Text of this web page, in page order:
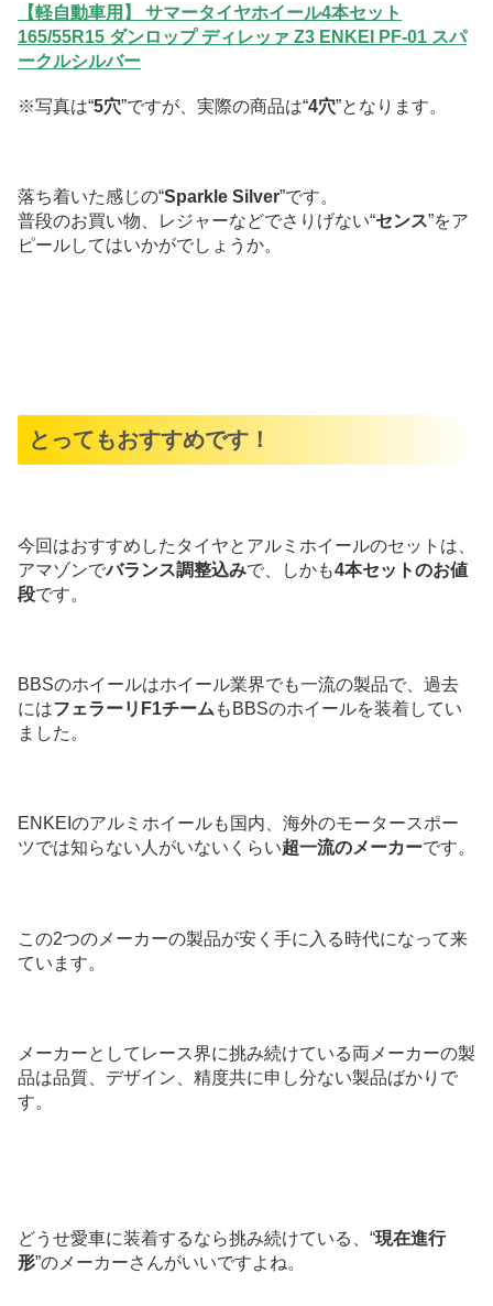
【軽自動車用】 サマータイヤホイール4本セット
165/55R15 ダンロップ ディレッァ Z3 ENKEI PF-01 スパ
ークルシルバー
※写真は“5穴”ですが、実際の商品は“4穴”となります。
落ち着いた感じの“Sparkle Silver”です。
普段のお買い物、レジャーなどでさりげない“センス”をア
ピールしてはいかがでしょうか。
とってもおすすめです！
今回はおすすめしたタイヤとアルミホイールのセットは、
アマゾンでバランス調整込みで、しかも4本セットのお値
段です。
BBSのホイールはホイール業界でも一流の製品で、過去
にはフェラーリF1チーム もBBSのホイールを装着してい
ました。
ENKEIのアルミホイールも国内、海外のモータースポー
ツでは知らない人がいないくらい超一流のメーカーです。
この2つのメーカーの製品が安く手に入る時代になって来
ています。
メーカーとしてレース界に挑み続けている両メーカーの製
品は品質、デザイン、精度共に申し分ない製品ばかりで
す。
どうせ愛車に装着するなら挑み続けている、“現在進行
形”のメーカーさんがいいですよね。